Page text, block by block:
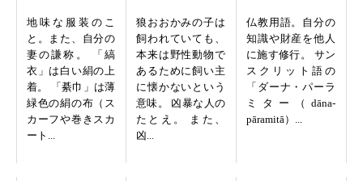
地味な服装のこ
と。また、自分の
妻の謙称。 「縞
衣」は白い絹の上
着。 「綦巾」は薄
緑色の絹の布（ス
カーフや巻きスカ
ート...
狼おおかみの子は
飼われていても、
本来は野性動物で
あるために飼い主
に懐かないという
意味。 凶暴な人の
たとえ。 また、
凶...
仏教用語。自分の
知識や財産を他人
に施す修行。 サン
スクリット語の
「ダーナ・パーラ
ミター（dāna-
pāramitā）...